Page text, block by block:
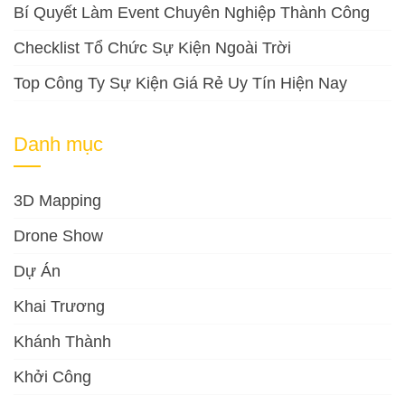
Bí Quyết Làm Event Chuyên Nghiệp Thành Công
Checklist Tổ Chức Sự Kiện Ngoài Trời
Top Công Ty Sự Kiện Giá Rẻ Uy Tín Hiện Nay
Danh mục
3D Mapping
Drone Show
Dự Án
Khai Trương
Khánh Thành
Khởi Công